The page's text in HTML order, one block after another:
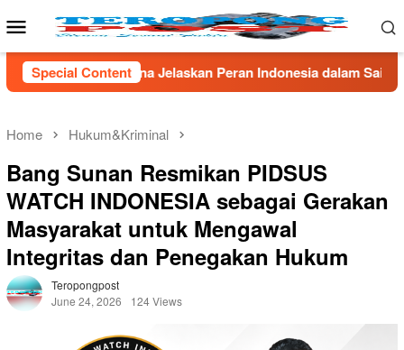
to
Mobile
Menu
Special Content
Peran Indonesia dalam Sains Global *Tak Berkutik!
Home Hukum&Kriminal
Bang Sunan Resmikan PIDSUS
WATCH INDONESIA sebagai Gerakan
Masyarakat untuk Mengawal
Integritas dan Penegakan Hukum
Teropongpost
June 24, 2026
124 Views